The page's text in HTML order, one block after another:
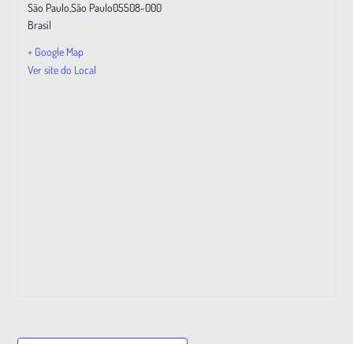
São Paulo,São Paulo05508-000
Brasil
+ Google Map
Ver site do Local